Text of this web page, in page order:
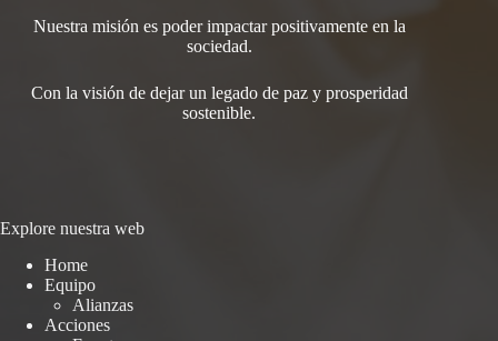
Nuestra misión es poder impactar positivamente en la
sociedad.
Con la visión de dejar un legado de paz y prosperidad
sostenible.
Explore nuestra web
Home
Equipo
Alianzas
Acciones